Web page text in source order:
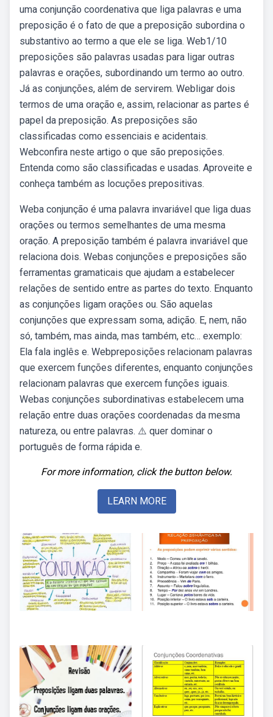
uma conjunção coordenativa que liga palavras e uma
preposição é o fato de que a preposição subordina o
substantivo ao termo a que ele se liga. Web1/10
preposições são palavras usadas para ligar outras
palavras e orações, subordinando um termo ao outro.
Já as conjunções, além de servirem. Webligar dois
termos de uma oração e, assim, relacionar as partes é
papel da preposição. As preposições são
classificadas como essenciais e acidentais.
Webconfira neste artigo o que são preposições.
Entenda como são classificadas e usadas. Aproveite e
conheça também as locuções prepositivas.
Weba conjunção é uma palavra invariável que liga duas
orações ou termos semelhantes de uma mesma
oração. A preposição também é palavra invariável que
relaciona dois. Webas conjunções e preposições são
ferramentas gramaticais que ajudam a estabelecer
relações de sentido entre as partes do texto. Enquanto
as conjunções ligam orações ou. São aquelas
conjunções que expressam soma, adição. E, nem, não
só, também, mas ainda, mas também, etc… exemplo:
Ela fala inglês e. Webpreposições relacionam palavras
que exercem funções diferentes, enquanto conjunções
relacionam palavras que exercem funções iguais.
Webas conjunções subordinativas estabelecem uma
relação entre duas orações coordenadas da mesma
natureza, ou entre palavras. ⚠️ quer dominar o
português de forma rápida e.
For more information, click the button below.
LEARN MORE